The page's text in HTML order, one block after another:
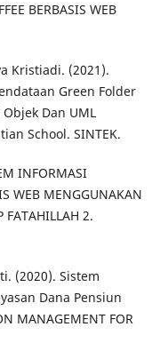
BERBASIS WEB
Kristiadi. (2021).
Green Folder
Dan UML
School. SINTEK.
INFORMASI
WEB MENGGUNAKAN
FATAHILLAH 2.
(2020). Sistem
Dana Pensiun
MANAGEMENT FOR